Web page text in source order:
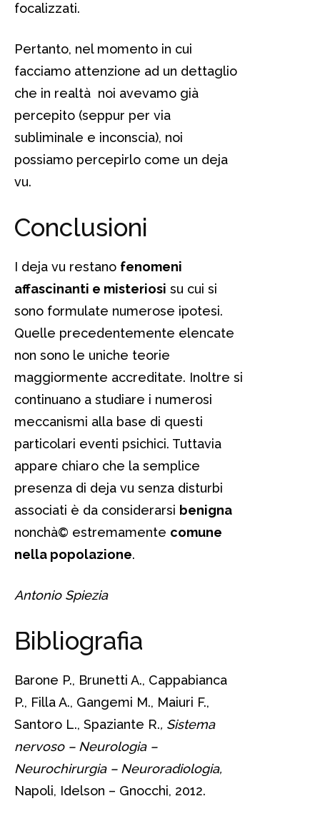
focalizzati.
Pertanto, nel momento in cui
facciamo attenzione ad un dettaglio
che in realtà noi avevamo già
percepito (seppur per via
subliminale e inconscia), noi
possiamo percepirlo come un deja
vu.
Conclusioni
I deja vu restano fenomeni
affascinanti e misteriosi su cui si
sono formulate numerose ipotesi.
Quelle precedentemente elencate
non sono le uniche teorie
maggiormente accreditate. Inoltre si
continuano a studiare i numerosi
meccanismi alla base di questi
particolari eventi psichici. Tuttavia
appare chiaro che la semplice
presenza di deja vu senza disturbi
associati è da considerarsi benigna
nonchà© estremamente comune
nella popolazione.
Antonio Spiezia
Bibliografia
Barone P., Brunetti A., Cappabianca
P., Filla A., Gangemi M., Maiuri F.,
Santoro L., Spaziante R., Sistema
nervoso – Neurologia –
Neurochirurgia – Neuroradiologia,
Napoli, Idelson – Gnocchi, 2012.